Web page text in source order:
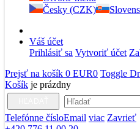
Česky (CZK)
Váš účet
Prihlásiť sa Vytvoriť účet
Prejsť na košík 0 EUR0 Toggle
Košík je prázdny
Telefónne čísloEmail viac Zavrieť